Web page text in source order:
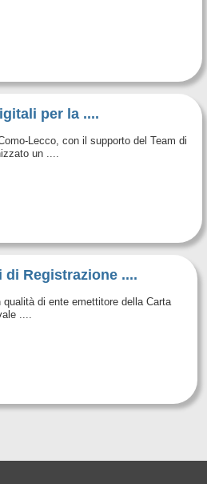
per la ....
Lecco, con il supporto del Team di
un ....
Registrazione ....
di ente emettitore della Carta
....